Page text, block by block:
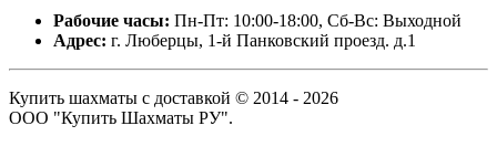
Рабочие часы: Пн-Пт: 10:00-18:00, Сб-Вс: Выходной
Адрес: г. Люберцы, 1-й Панковский проезд. д.1
Купить шахматы с доставкой © 2014 - 2026
ООО "Купить Шахматы РУ".